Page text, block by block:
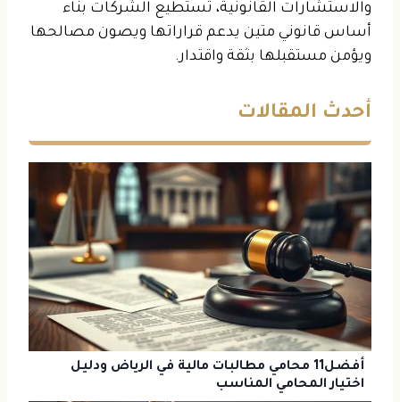
والاستشارات القانونية، تستطيع الشركات بناء
أساس قانوني متين يدعم قراراتها ويصون مصالحها
ويؤمن مستقبلها بثقة واقتدار.
أحدث المقالات
أفضل11 محامي مطالبات مالية في الرياض ودليل
اختيار المحامي المناسب